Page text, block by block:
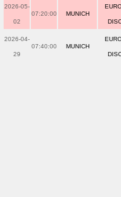
2026-05-
02
07:20:00 MUNICH
2026-04-
29
07:40:00 MUNICH